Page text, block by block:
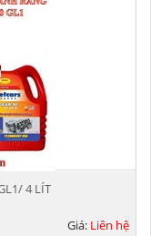
4 LÍT
Giá: Liên hệ